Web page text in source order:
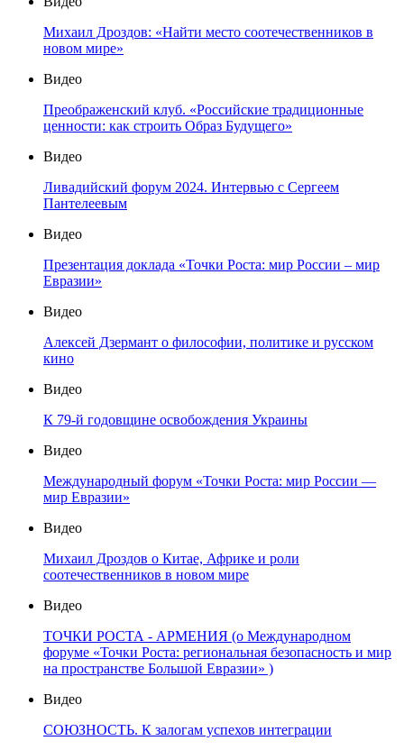
Михаил Дроздов: «Найти место соотечественников в
новом мире»
Видео
Преображенский клуб. «Российские традиционные
ценности: как строить Образ Будущего»
Видео
Ливадийский форум 2024. Интервью с Сергеем
Пантелеевым
Видео
Презентация доклада «Точки Роста: мир России – мир
Евразии»
Видео
Алексей Дзермант о философии, политике и русском
кино
Видео
К 79-й годовщине освобождения Украины
Видео
Международный форум «Точки Роста: мир России —
мир Евразии»
Видео
Михаил Дроздов о Китае, Африке и роли
соотечественников в новом мире
Видео
ТОЧКИ РОСТА - АРМЕНИЯ (о Международном
форуме «Точки Роста: региональная безопасность и мир
на пространстве Большой Евразии» )
Видео
СОЮЗНОСТЬ. К залогам успехов интеграции